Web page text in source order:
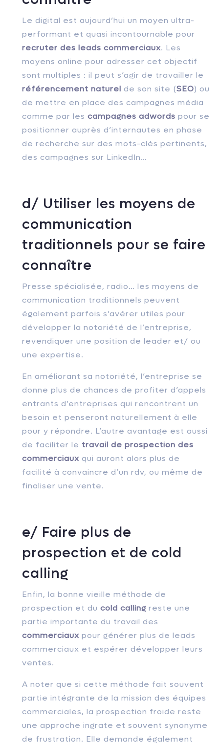
Le digital est aujourd’hui un moyen ultra-
performant et quasi incontournable pour
recruter des leads commerciaux. Les
moyens online pour adresser cet objectif
sont multiples : il peut s’agir de travailler le
référencement naturel de son site (SEO) ou
de mettre en place des campagnes média
comme par les campagnes adwords pour se
positionner auprès d’internautes en phase
de recherche sur des mots-clés pertinents,
des campagnes sur LinkedIn…
d/ Utiliser les moyens de
communication
traditionnels pour se faire
connaître
Presse spécialisée, radio… les moyens de
communication traditionnels peuvent
également parfois s’avérer utiles pour
développer la notoriété de l’entreprise,
revendiquer une position de leader et/ ou
une expertise.
En améliorant sa notoriété, l’entreprise se
donne plus de chances de profiter d’appels
entrants d’entreprises qui rencontrent un
besoin et penseront naturellement à elle
pour y répondre. L’autre avantage est aussi
de faciliter le travail de prospection des
commerciaux qui auront alors plus de
facilité à convaincre d’un rdv, ou même de
finaliser une vente.
e/ Faire plus de
prospection et de cold
calling
Enfin, la bonne vieille méthode de
prospection et du cold calling reste une
partie importante du travail des
commerciaux pour générer plus de leads
commerciaux et espérer développer leurs
ventes.
A noter que si cette méthode fait souvent
partie intégrante de la mission des équipes
commerciales, la prospection froide reste
une approche ingrate et souvent synonyme
de frustration. Elle demande également